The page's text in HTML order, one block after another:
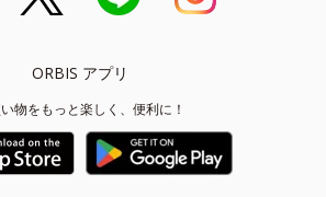
ORBIS アプリ
物をもっと楽しく、便利に！